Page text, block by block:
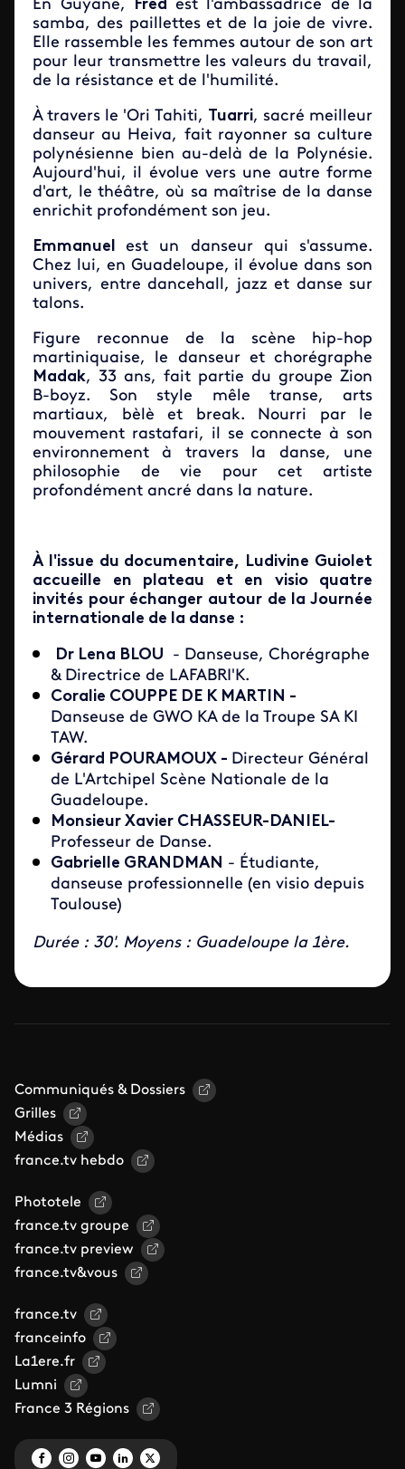
En Guyane, Fred est l'ambassadrice de la
samba, des paillettes et de la joie de vivre.
Elle rassemble les femmes autour de son art
pour leur transmettre les valeurs du travail,
de la résistance et de l'humilité.
À travers le 'Ori Tahiti, Tuarri, sacré meilleur
danseur au Heiva, fait rayonner sa culture
polynésienne bien au-delà de la Polynésie.
Aujourd'hui, il évolue vers une autre forme
d'art, le théâtre, où sa maîtrise de la danse
enrichit profondément son jeu.
Emmanuelest un danseur qui s'assume.
Chez lui, en Guadeloupe, il évolue dans son
univers, entre dancehall, jazz et danse sur
talons.
Figure reconnue de la scène hip-hop
martiniquaise, le danseur et chorégraphe
Madak, 33 ans, fait partie du groupe Zion
B-boyz. Son style mêle transe, arts
martiaux, bèlè et break. Nourri par le
mouvement rastafari, il se connecte à son
environnement à travers la danse, une
philosophie de vie pour cet artiste
profondément ancré dans la nature.
À l'issue du documentaire, Ludivine Guiolet
accueille en plateau et en visio quatre
invités pour échanger autour de la Journée
internationale de la danse :
Dr Lena BLOU - Danseuse, Chorégraphe
& Directrice de LAFABRI'K.
Coralie COUPPE DE K MARTIN -
Danseuse de GWO KA de la Troupe SA KI
TAW.
Gérard POURAMOUX - Directeur Général
de L'Artchipel Scène Nationale de la
Guadeloupe.
Monsieur Xavier CHASSEUR-DANIEL-
Professeur de Danse.
Gabrielle GRANDMAN - Étudiante,
danseuse professionnelle (en visio depuis
Toulouse)
Durée : 30'. Moyens : Guadeloupe la 1ère.
Communiqués & Dossiers
Grilles
Médias
france.tv hebdo
Phototele
france.tv groupe
france.tv preview
france.tv&vous
france.tv
franceinfo
La1ere.fr
Lumni
France 3 Régions